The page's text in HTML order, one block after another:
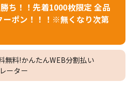
ち！！先着1000枚限定 全品
ーポン！！！※無くなり次第
無料!かんたんWEB分割払い
ーター